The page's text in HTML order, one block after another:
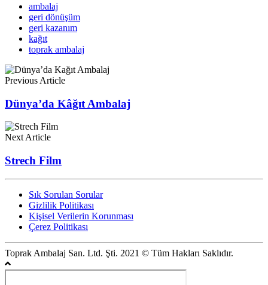
ambalaj
geri dönüşüm
geri kazanım
kağıt
toprak ambalaj
Previous Article
Dünya’da Kâğıt Ambalaj
Next Article
Strech Film
Sık Sorulan Sorular
Gizlilik Politikası
Kişisel Verilerin Korunması
Çerez Politikası
Toprak Ambalaj San. Ltd. Şti. 2021 © Tüm Hakları Saklıdır.